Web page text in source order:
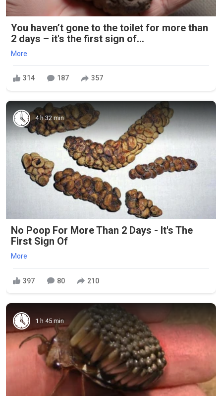
You haven’t gone to the toilet for more than
2 days – it's the first sign of...
More
314 187 357
4 h 32 min
No Poop For More Than 2 Days - It's The
First Sign Of
More
397 80 210
1 h 45 min